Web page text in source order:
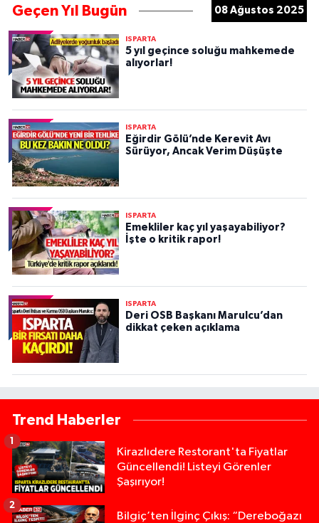
Geçen Yıl Bugün 08 Ağustos 2025
ISPARTA
5 yıl geçince soluğu mahkemede
alıyorlar!
ISPARTA
Eğirdir Gölü’nde Kerevit Avı
Sürüyor, Ancak Verim Düşüşte
ISPARTA
Emekliler kaç yıl yaşayabiliyor?
İşte o kritik rapor!
ISPARTA
Deri OSB Başkanı Marulcu’dan
dikkat çeken açıklama
Trend Haberler
Kirazlıdere Restorant'ta Fiyatlar
Güncellendi! Listeyi Görenler
Şaşırıyor!
1
Bilgiç’ten İlginç Çıkış: “Dereboğazı
2